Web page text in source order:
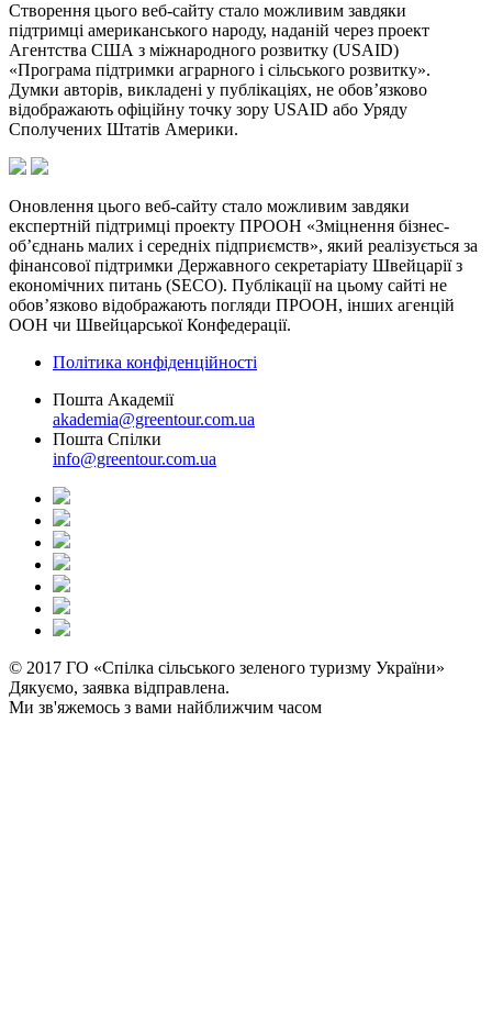
Створення цього веб-сайту стало можливим завдяки
підтримці американського народу, наданій через проект
Агентства США з міжнародного розвитку (USAID)
«Програма підтримки аграрного і сільського розвитку».
Думки авторів, викладені у публікаціях, не обов’язково
відображають офіційну точку зору USAID або Уряду
Сполучених Штатів Америки.
Оновлення цього веб-сайту стало можливим завдяки
експертній підтримці проекту ПРООН «Зміцнення бізнес-
об’єднань малих і середніх підприємств», який реалізується за
фінансової підтримки Державного секретаріату Швейцарії з
економічних питань (SECO). Публікації на цьому сайті не
обов’язково відображають погляди ПРООН, інших агенцій
ООН чи Швейцарської Конфедерації.
Політика конфіденційності
Пошта Академії
akademia@greentour.com.ua
Пошта Спілки
info@greentour.com.ua
© 2017 ГО «Спілка сільського зеленого туризму України»
Дякуємо, заявка відправлена.
Ми зв'яжемось з вами найближчим часом